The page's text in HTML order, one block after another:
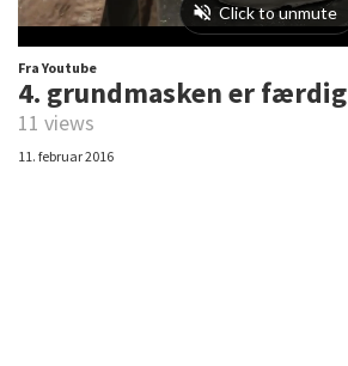
Fra Youtube
4. grundmasken er færdig
11 views
11. februar 2016